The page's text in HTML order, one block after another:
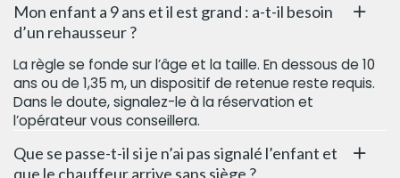
Mon enfant a 9 ans et il est grand : a-t-il besoin
d’un rehausseur ?
La règle se fonde sur l’âge et la taille. En dessous de 10
ans ou de 1,35 m, un dispositif de retenue reste requis.
Dans le doute, signalez-le à la réservation et
l’opérateur vous conseillera.
Que se passe-t-il si je n’ai pas signalé l’enfant et
que le chauffeur arrive sans siège ?